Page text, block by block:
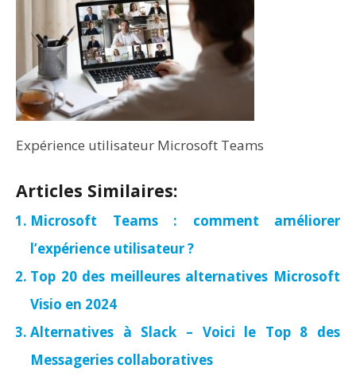
Expérience utilisateur Microsoft Teams
Articles Similaires:
Microsoft Teams : comment améliorer
l’expérience utilisateur ?
Top 20 des meilleures alternatives Microsoft
Visio en 2024
Alternatives à Slack – Voici le Top 8 des
Messageries collaboratives